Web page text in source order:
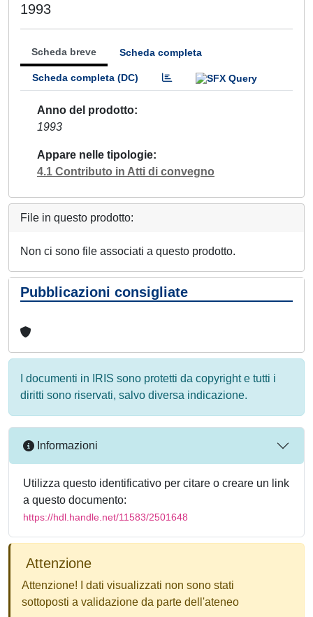
1993
Scheda breve Scheda completa
Scheda completa (DC)
Anno del prodotto
1993
Appare nelle tipologie
4.1 Contributo in Atti di convegno
File in questo prodotto:
Non ci sono file associati a questo prodotto.
Pubblicazioni consigliate
I documenti in IRIS sono protetti da copyright e tutti i
diritti sono riservati, salvo diversa indicazione.
Informazioni
Utilizza questo identificativo per citare o creare un link
a questo documento:
https://hdl.handle.net/11583/2501648
Attenzione
Attenzione! I dati visualizzati non sono stati
sottoposti a validazione da parte dell'ateneo